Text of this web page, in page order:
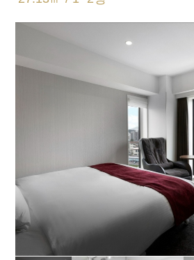
욕실 유형
세퍼레이트 (욕실, 화장실 별도)
일반적인 객실 설비 · 용품